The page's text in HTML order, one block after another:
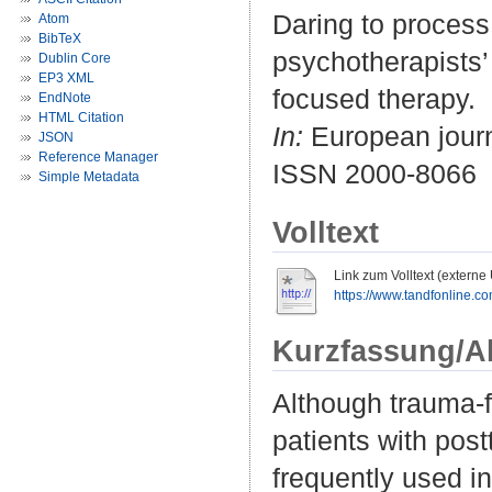
Atom
BibTeX
Dublin Core
EP3 XML
EndNote
HTML Citation
JSON
Reference Manager
Simple Metadata
Daring to
focused therapy.
In: European
ISSN 2000-8066
Volltext
Link zum Volltext (externe
https://
Kurzfassung/
Although
patients with
frequently used